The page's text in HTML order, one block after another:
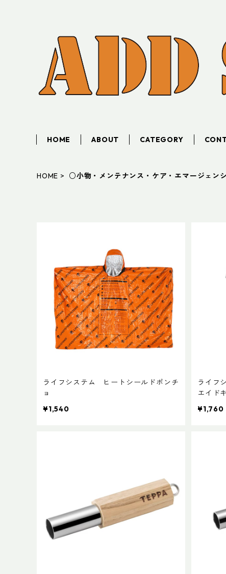
HOME ABOUT CATEGORY
HOME ○小物・メンテナンス・ケア・エマージェン
ライフシステム ヒートシールドポンチ
ョ
¥1,540
ライフ
エイド
¥1,760